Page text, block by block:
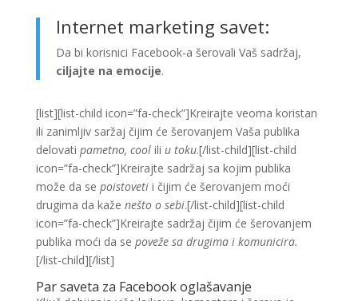
Internet marketing savet:
Da bi korisnici Facebook-a šerovali Vaš sadržaj,
ciljajte na emocije.
[list][list-child icon=”fa-check”]Kreirajte veoma koristan
ili zanimljiv saržaj čijim će šerovanjem Vaša publika
delovati pametno, cool ili u toku.[/list-child][list-child
icon=”fa-check”]Kreirajte sadržaj sa kojim publika
može da se poistovetii čijim će šerovanjem moći
drugima da kaže nešto o sebi.[/list-child][list-child
icon=”fa-check”]Kreirajte sadržaj čijim će šerovanjem
publika moći da se poveže sa drugima i komunicira.
[/list-child][/list]
Par saveta za Facebook oglašavanje